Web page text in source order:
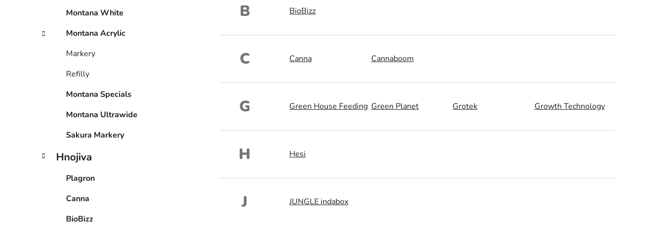
e
l
Montana White
Montana Acrylic
Markery
Refilly
Montana Specials
Montana Ultrawide
Sakura Markery
Hnojiva
Plagron
Canna
BioBizz
B BioBizz
C Canna Cannaboom
G Green House Feeding Green Planet Grotek Growth Technology
H Hesi
J JUNGLE indabox